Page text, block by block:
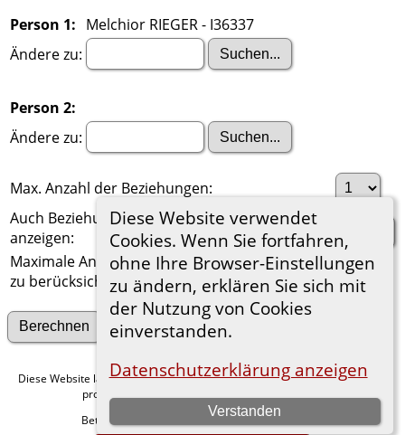
Diese Website verwendet
Cookies. Wenn Sie fortfahren,
ohne Ihre Browser-Einstellungen
zu ändern, erklären Sie sich mit
der Nutzung von Cookies
einverstanden.
Datenschutzerklärung anzeigen
Verstanden
Person 1: Melchior RIEGER - I36337
Ändere zu:
Person 2:
Ändere zu:
Max. Anzahl der Beziehungen:
Auch Beziehungen über einen Ehepartner
anzeigen:
Maximale Anzahl der
zu berücksichtigenden Generationen:
Suche nach anderen Verbindungen
Diese Website läuft mitThe Next Generation of Genealogy Sitebuildingv. 15.0.1,
programmiert von Darrin Lythgoe © 2001-2026.
Betreut von
. |Datenschutzerklärung